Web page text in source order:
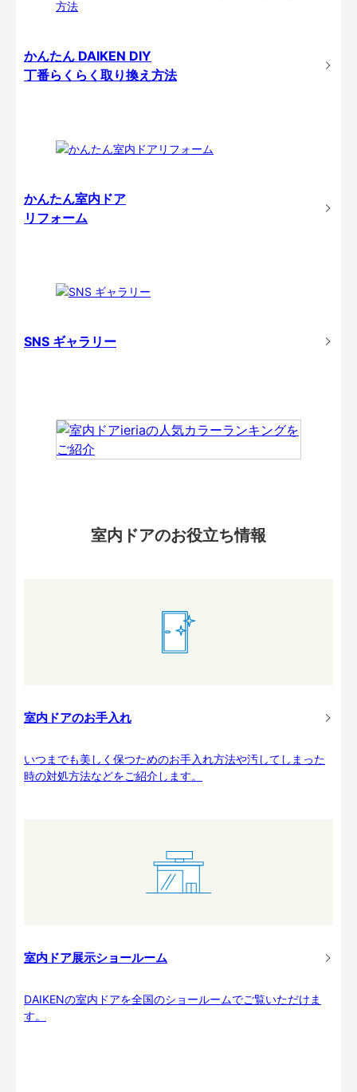
かんたん DAIKEN DIY
丁番らくらく取り換え方法
かんたん室内ドア
リフォーム
SNS ギャラリー
室内ドアのお役立ち情報
室内ドアのお手入れ
いつまでも美しく保つためのお手入れ方法や汚してしまった
時の対処方法などをご紹介します。
室内ドア展示ショールーム
DAIKENの室内ドアを全国のショールームでご覧いただけま
す。